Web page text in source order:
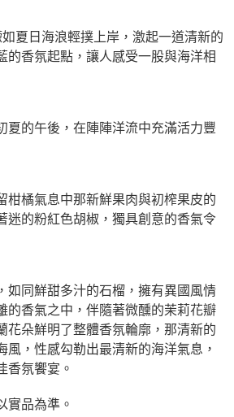
徵得法定代理人或監護人之同意方可使用
經同意申辦者引起之損失，本公司不負相關責
」時，將依據個別帳號之用戶狀況，依本公司即
或使用他人資訊註冊。若發現惡意使用之情形，
停止該用戶之使用額度並採取法律行動。
夏日海浪輕撲上岸，激起一道清新的
的香氛起點，讓人感受一股與海洋相
夏的午後，在陣陣洋流中充滿活力豐
柑橘氣息中那新鮮果肉與初榨果皮的
迷的粉紅色胡椒，獨具創意的香氣令
如同鮮甜多汁的石榴，擁有異國風情
的香氣之中，伴隨著微醺的茉莉花瓣
花朵鮮明了整體香氛輪廓，那清新的
風，性感勾勒出最清新的海洋氣息，
香氛饗宴。
實品為準。